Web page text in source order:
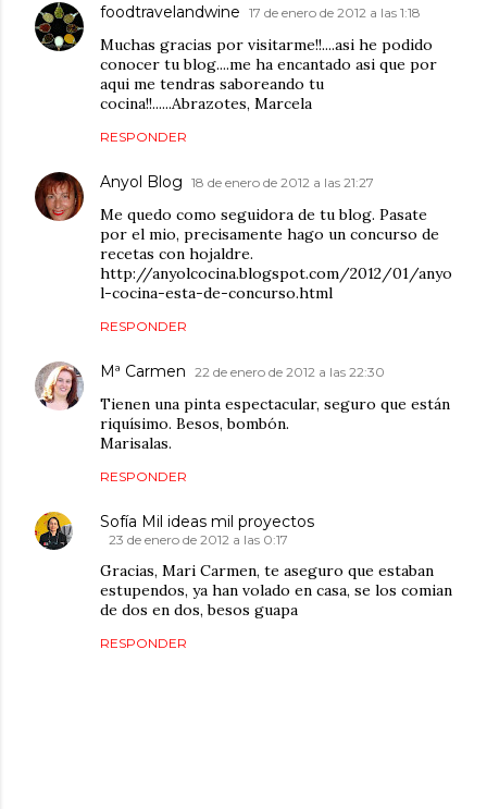
foodtravelandwine 17 de enero de 2012 a las 1:18
Muchas gracias por visitarme!!....asi he podido
conocer tu blog....me ha encantado asi que por
aqui me tendras saboreando tu
cocina!!......Abrazotes, Marcela
RESPONDER
Anyol Blog 18 de enero de 2012 a las 21:27
Me quedo como seguidora de tu blog. Pasate
por el mio, precisamente hago un concurso de
recetas con hojaldre.
http://anyolcocina.blogspot.com/2012/01/anyo
l-cocina-esta-de-concurso.html
RESPONDER
Mª Carmen 22 de enero de 2012 a las 22:30
Tienen una pinta espectacular, seguro que están
riquísimo. Besos, bombón.
Marisalas.
RESPONDER
Sofía Mil ideas mil proyectos
23 de enero de 2012 a las 0:17
Gracias, Mari Carmen, te aseguro que estaban
estupendos, ya han volado en casa, se los comian
de dos en dos, besos guapa
RESPONDER